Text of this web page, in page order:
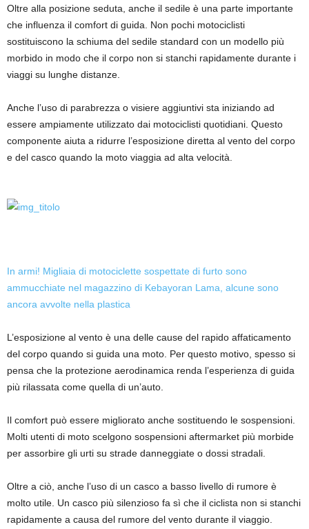
Oltre alla posizione seduta, anche il sedile è una parte importante
che influenza il comfort di guida. Non pochi motociclisti
sostituiscono la schiuma del sedile standard con un modello più
morbido in modo che il corpo non si stanchi rapidamente durante i
viaggi su lunghe distanze.
Anche l’uso di parabrezza o visiere aggiuntivi sta iniziando ad
essere ampiamente utilizzato dai motociclisti quotidiani. Questo
componente aiuta a ridurre l’esposizione diretta al vento del corpo
e del casco quando la moto viaggia ad alta velocità.
In armi! Migliaia di motociclette sospettate di furto sono
ammucchiate nel magazzino di Kebayoran Lama, alcune sono
ancora avvolte nella plastica
L’esposizione al vento è una delle cause del rapido affaticamento
del corpo quando si guida una moto. Per questo motivo, spesso si
pensa che la protezione aerodinamica renda l’esperienza di guida
più rilassata come quella di un’auto.
Il comfort può essere migliorato anche sostituendo le sospensioni.
Molti utenti di moto scelgono sospensioni aftermarket più morbide
per assorbire gli urti su strade danneggiate o dossi stradali.
Oltre a ciò, anche l’uso di un casco a basso livello di rumore è
molto utile. Un casco più silenzioso fa sì che il ciclista non si stanchi
rapidamente a causa del rumore del vento durante il viaggio.